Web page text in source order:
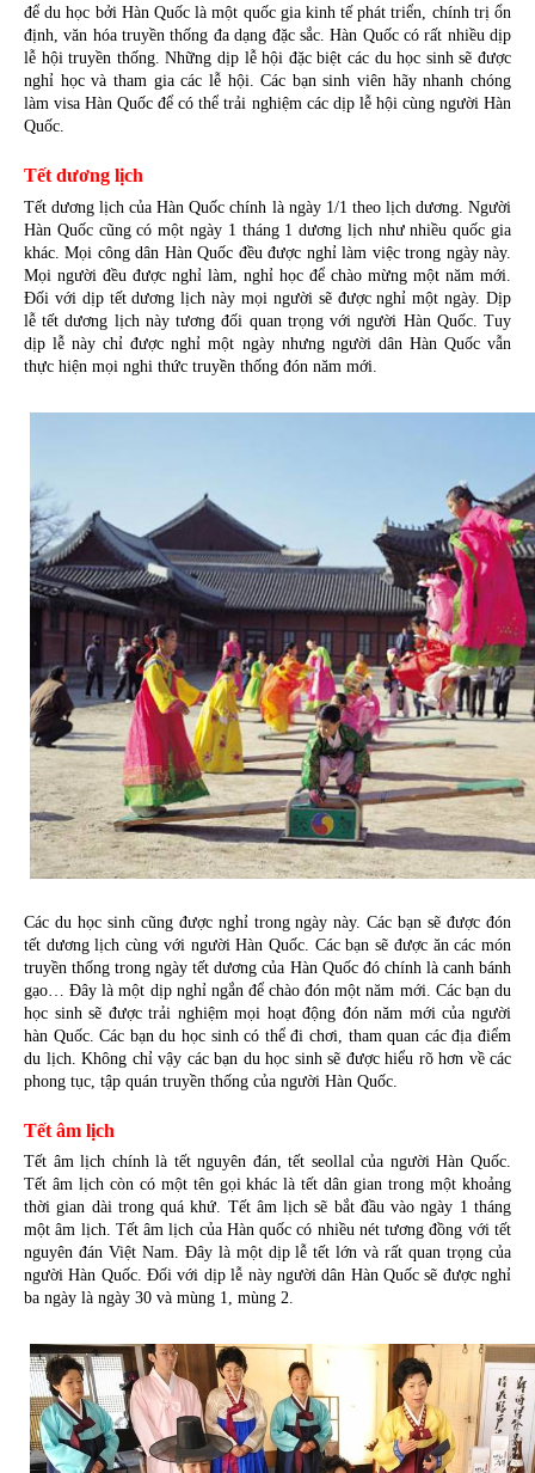
để du học bởi Hàn Quốc là một quốc gia kinh tế phát triển, chính trị ổn
định, văn hóa truyền thống đa dạng đặc sắc. Hàn Quốc có rất nhiều dịp
lễ hội truyền thống. Những dịp lễ hội đặc biệt các du học sinh sẽ được
nghỉ học và tham gia các lễ hội. Các bạn sinh viên hãy nhanh chóng
làm visa Hàn Quốc để có thể trải nghiệm các dịp lễ hội cùng người Hàn
Quốc.
Tết dương lịch
Tết dương lịch của Hàn Quốc chính là ngày 1/1 theo lịch dương. Người
Hàn Quốc cũng có một ngày 1 tháng 1 dương lịch như nhiều quốc gia
khác. Mọi công dân Hàn Quốc đều được nghỉ làm việc trong ngày này.
Mọi người đều được nghỉ làm, nghỉ học để chào mừng một năm mới.
Đối với dịp tết dương lịch này mọi người sẽ được nghỉ một ngày. Dịp
lễ tết dương lịch này tương đối quan trọng với người Hàn Quốc. Tuy
dịp lễ này chỉ được nghỉ một ngày nhưng người dân Hàn Quốc vẫn
thực hiện mọi nghi thức truyền thống đón năm mới.
Các du học sinh cũng được nghỉ trong ngày này. Các bạn sẽ được đón
tết dương lịch cùng với người Hàn Quốc. Các bạn sẽ được ăn các món
truyền thống trong ngày tết dương của Hàn Quốc đó chính là canh bánh
gạo… Đây là một dịp nghỉ ngắn để chào đón một năm mới. Các bạn du
học sinh sẽ được trải nghiệm mọi hoạt động đón năm mới của người
hàn Quốc. Các bạn du học sinh có thể đi chơi, tham quan các địa điểm
du lịch. Không chỉ vậy các bạn du học sinh sẽ được hiểu rõ hơn về các
phong tục, tập quán truyền thống của người Hàn Quốc.
Tết âm lịch
Tết âm lịch chính là tết nguyên đán, tết seollal của người Hàn Quốc.
Tết âm lịch còn có một tên gọi khác là tết dân gian trong một khoảng
thời gian dài trong quá khứ. Tết âm lịch sẽ bắt đầu vào ngày 1 tháng
một âm lịch. Tết âm lịch của Hàn quốc có nhiều nét tương đồng với tết
nguyên đán Việt Nam. Đây là một dịp lễ tết lớn và rất quan trọng của
người Hàn Quốc. Đối với dịp lễ này người dân Hàn Quốc sẽ được nghỉ
ba ngày là ngày 30 và mùng 1, mùng 2.